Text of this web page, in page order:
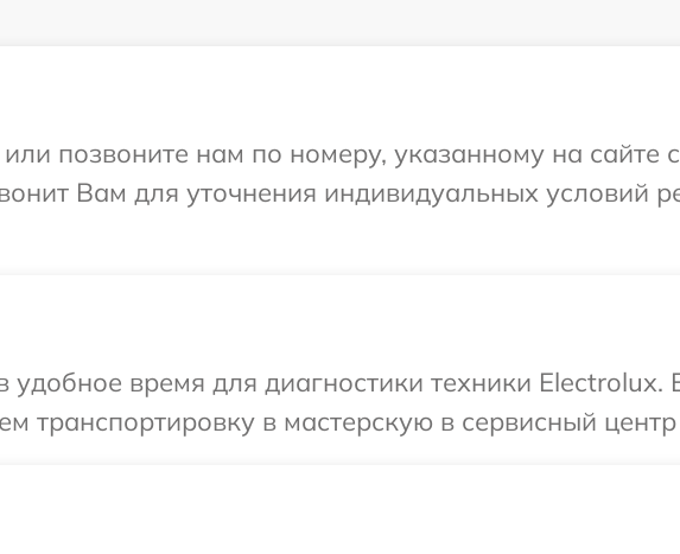
позвоните нам по номеру, указанному на сайте
Вам для уточнения индивидуальных условий
время для диагностики техники Electrolux.
транспортировку в мастерскую в сервисный